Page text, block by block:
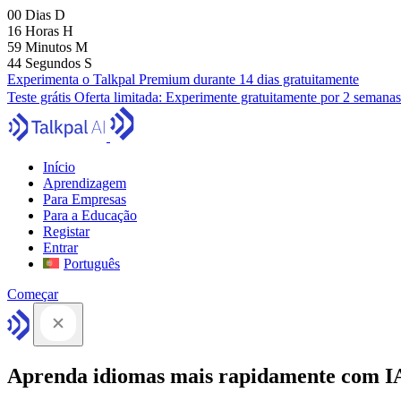
00 Dias D
16 Horas H
59 Minutos M
43 Segundos S
Experimenta o Talkpal Premium durante 14 dias gratuitamente
Teste grátis Oferta limitada: Experimente gratuitamente por 2 semanas
Início
Aprendizagem
Para Empresas
Para a Educação
Registar
Entrar
Português
Começar
Aprenda idiomas mais rapidamente com